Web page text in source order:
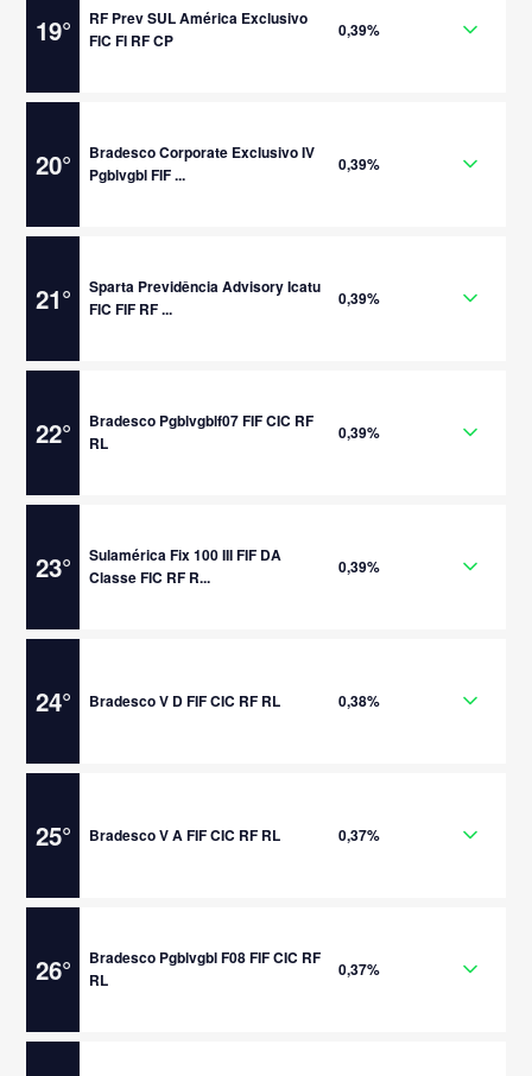
19°
RF Prev SUL América Exclusivo
FIC FI RF CP
0,39%
20°
Bradesco Corporate Exclusivo IV
Pgblvgbl FIF ...
0,39%
21°
Sparta Previdência Advisory Icatu
FIC FIF RF ...
0,39%
22°
Bradesco Pgblvgblf07 FIF CIC RF
RL
0,39%
23°
Sulamérica Fix 100 III FIF DA
Classe FIC RF R...
0,39%
24° Bradesco V D FIF CIC RF RL 0,38%
25° Bradesco V A FIF CIC RF RL 0,37%
26°
Bradesco Pgblvgbl F08 FIF CIC RF
RL
0,37%